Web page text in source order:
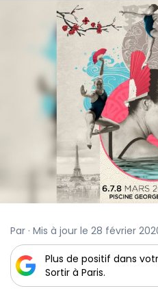
Par · Mis à jour le 28 février
Plus de positif dans
Sortir à Paris.